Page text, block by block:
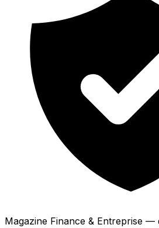
Magazine Finance & Entreprise —